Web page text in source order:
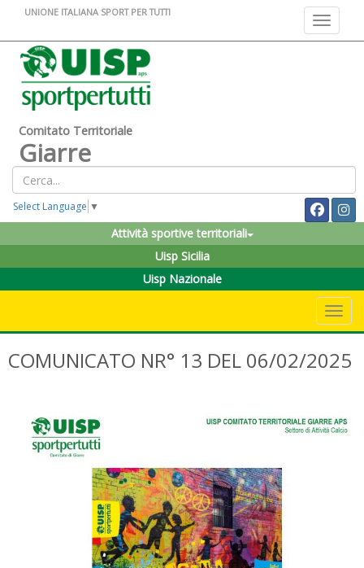
Toggle
UNIONE ITALIANA SPORT PER TUTTI
Comitato Territoriale
Giarre
Select Language ▼
Attività sportive territoriali
Uisp Sicilia
Uisp Nazionale
COMUNICATO NR° 13 DEL 06/02/2025